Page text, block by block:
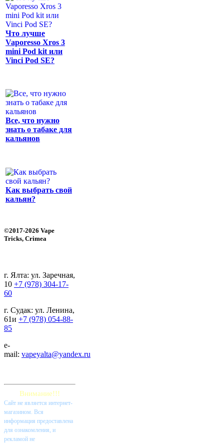
Что лучше
Vaporesso Xros 3
mini Pod kit или
Vinci Pod SE?
Все, что нужно
знать о табаке для
кальянов
Как выбрать свой
кальян?
©2017-2026 Vape
Tricks, Crimea
г. Ялта: ул. Заречная,
10 +7 (978) 304-17-
60
г. Судак: ул. Ленина,
61и +7 (978) 054-88-
85
e-
mail: vapeyalta@yandex.ru
Внимание!!!
Cайт не является интернет-
магазином. Вся
информация предоставлена
для ознакомления, и
рекламой не